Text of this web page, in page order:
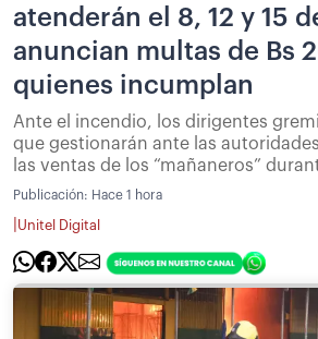
atenderán el 8, 12 y 15
anuncian multas de Bs
quienes incumplan
Ante el incendio, los dirigentes
que gestionarán ante las
las ventas de los “mañaneros”
Publicación: Hace 1 hora
Unitel Digital